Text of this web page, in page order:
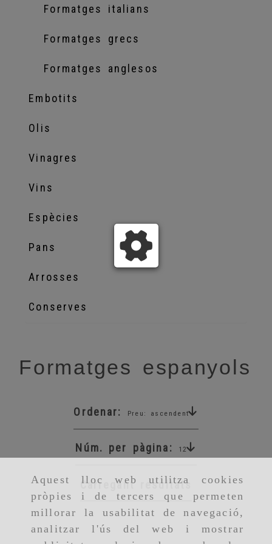
Aquest lloc web utilitza cookies
pròpies i de tercers que permeten
millorar la usabilitat de navegació,
analitzar l'ús del web i mostrar
Formatges italians
Formatges grecs
Formatges anglesos
Embotits
Olis
Vinagres
Vins
Espècies
Pans
Arrosses
Conserves
Formatges espanyols
Ordenar: Preu: ascendent
Núm. per pàgina: 12
Carregant resultats